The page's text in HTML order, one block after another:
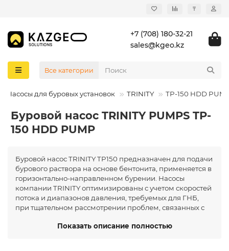
₸
+7 (708) 180-32-21
sales@kgeo.kz
Все категории
Насосы для буровых установок TRINITY TP-150 HDD
Буровой насос TRINITY PUMPS TP-
150 HDD PUMP
Буровой насос TRINITY TP150 предназначен для подачи
бурового раствора на основе бентонита, применяется в
горизонтально-направленном бурении. Насосы
компании TRINITY оптимизированы с учетом скоростей
потока и диапазонов давления, требуемых для ГНБ,
при тщательном рассмотрении проблем, связанных с
Показать описание полностью
Показать описание полностью